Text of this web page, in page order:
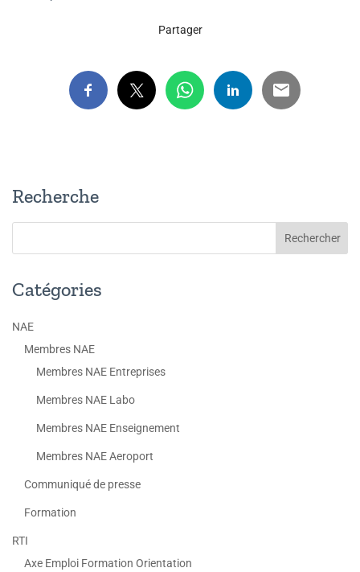
Partager
Recherche
Catégories
NAE
Membres NAE
Membres NAE Entreprises
Membres NAE Labo
Membres NAE Enseignement
Membres NAE Aeroport
Communiqué de presse
Formation
RTI
Axe Emploi Formation Orientation